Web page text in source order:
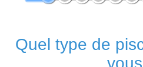
Quel type de